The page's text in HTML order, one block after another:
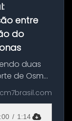
entre
do
duas
de Osmar
município
do
cm7brasil.com
/ 1:14